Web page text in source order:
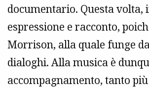
documentario. Questa
espressione e racconto,
Morrison, alla quale funge
dialoghi. Alla musica è
accompagnamento, tanto